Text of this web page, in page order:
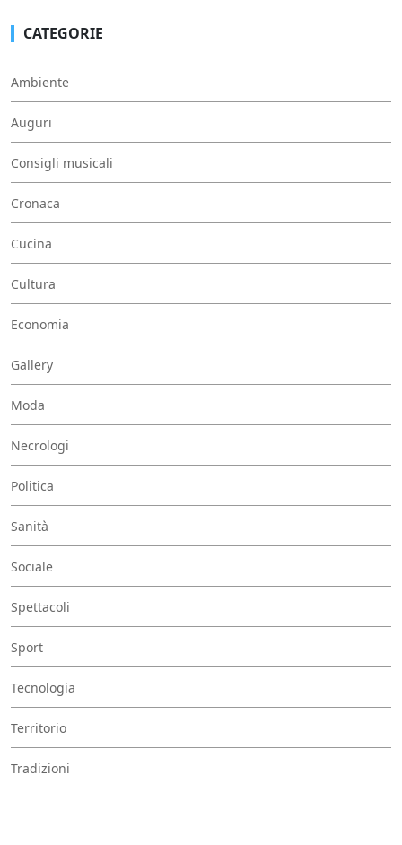
CATEGORIE
Ambiente
Auguri
Consigli musicali
Cronaca
Cucina
Cultura
Economia
Gallery
Moda
Necrologi
Politica
Sanità
Sociale
Spettacoli
Sport
Tecnologia
Territorio
Tradizioni